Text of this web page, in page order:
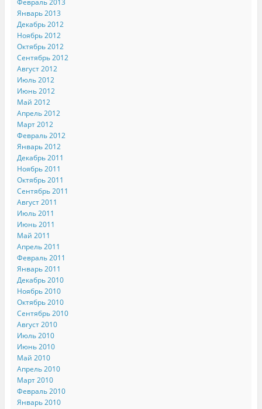
Январь 2013
Декабрь 2012
Ноябрь 2012
Октябрь 2012
Сентябрь 2012
Август 2012
Июль 2012
Июнь 2012
Май 2012
Апрель 2012
Март 2012
Февраль 2012
Январь 2012
Декабрь 2011
Ноябрь 2011
Октябрь 2011
Сентябрь 2011
Август 2011
Июль 2011
Июнь 2011
Май 2011
Апрель 2011
Февраль 2011
Январь 2011
Декабрь 2010
Ноябрь 2010
Октябрь 2010
Сентябрь 2010
Август 2010
Июль 2010
Июнь 2010
Май 2010
Апрель 2010
Март 2010
Февраль 2010
Январь 2010